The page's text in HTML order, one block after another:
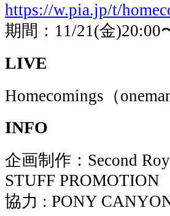
https://w.pia.jp/t/
期間：11/21(金)20:00
LIVE
Homecomings（
INFO
企画制作：Second
STUFF PROMOTION
協力 : PONY